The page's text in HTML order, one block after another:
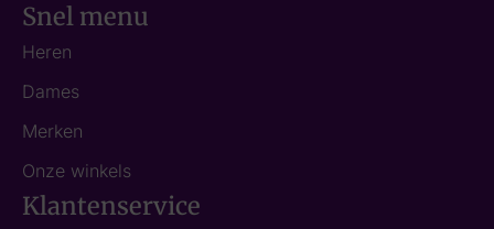
Snel menu
Heren
Dames
Merken
Onze winkels
Klantenservice